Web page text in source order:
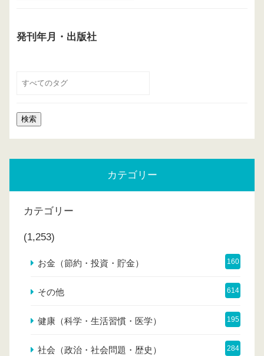
発刊年月・出版社
カテゴリー
カテゴリー
(1,253)
お金（節約・投資・貯金） 160
その他 614
健康（科学・生活習慣・医学） 195
社会（政治・社会問題・歴史） 284